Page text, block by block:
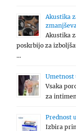
Akustika
Akustika
poskrbijo za
…
Umetnost
Vsaka
za
Prednost
Izbira